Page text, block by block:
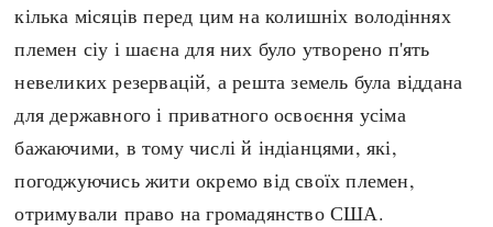
кілька місяців перед цим на колишніх володіннях
племен сіу і шаєна для них було утворено п'ять
невеликих резервацій, а решта земель була віддана
для державного і приватного освоєння усіма
бажаючими, в тому числі й індіанцями, які,
погоджуючись жити окремо від своїх племен,
отримували право на громадянство США.